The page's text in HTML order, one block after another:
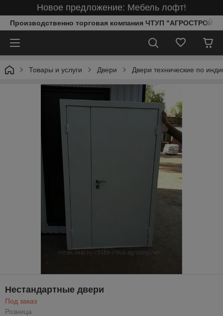
Новое предложение: Мебель лофт!
Производственно торговая компания ЧТУП
Товары и услуги Двери Двери технические по
Нестандартные двери
Под заказ
Розница